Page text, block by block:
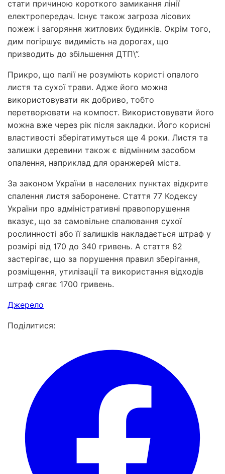
стати причиною короткого замикання лінії
електропередач. Існує також загроза лісових
пожеж і загоряння житлових будинків. Окрім того,
дим погіршує видимість на дорогах, що
призводить до збільшення ДТП\”.
Прикро, що палії не розуміють користі опалого
листя та сухої трави. Адже його можна
використовувати як добриво, тобто
перетворювати на компост. Використовувати його
можна вже через рік після закладки. Його корисні
властивості зберігатимуться ще 4 роки. Листя та
залишки деревини також є відмінним засобом
опалення, наприклад для оранжерей міста.
За законом України в населених пунктах відкрите
спалення листя заборонене. Стаття 77 Кодексу
України про адміністративні правопорушення
вказує, що за самовільне спалювання сухої
рослинності або її залишків накладається штраф у
розмірі від 170 до 340 гривень. А стаття 82
застерігає, що за порушення правил зберігання,
розміщення, утилізації та використання відходів
штраф сягає 1700 гривень.
Джерело
Поділитися: